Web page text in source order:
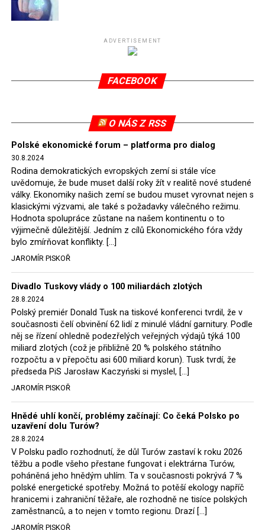
Připomeňme, že ukončení těžby hnědého uhlí pro
(SDEU) v souvislosti se stížnostmi českých samospráv
verdiktem španělské soudkyně Rosario Silva de Lapureta
tomuto rozhodnutí nevyhověla, proto na žádost
2022, než byl tento případ z důvodu uzavření dohody
Polska s Českou republikou o odstranění příčin sporu o
důl Turów vymazán z rejstříku tribunálu. Celkem si
Polsko nechalo z přiznaných evropských fondů odečíst
asi 70 milionů eur na pokutách a 45 milionů eur
zaplatilo jako odškodnění České republice – ale jak důl,
tak elektrárna nadále fungovaly. Už tehdy zástupci
tehdejší opozice a dnes vládnoucí koalice, jako
místopředseda Občanské platformy (PO) Rafał
Hołownia, přímo řekli, že by se polská vláda měla
tomuto rozhodnutí podřídit.
Rozhodnutí polského ministra spravedlnosti jistě potěší
německé, české a polské ekology, ale i těžaře. Je těžké si
představit, že by o takové věci rozhodoval sám ministr
Bodnar. Musel získat politický souhlas vládnoucí koalice.
Stále jsou totiž platné argumenty Morawieckého vlády,
že důl i elektrárna jsou – kromě zabezpečování cca 7 %
polského energetického mixu – klíčovými podniky, spolu
se svými dceřinými společnostmi zaměstnávají cca pět
tisíc lidí. Navíc s činností dolu a elektrárny nepřímo
souvisí dalších několik desítek tisíc pracovních míst v
regionu. Zelená politika ale opět zvítězila.
Rozhodnutí polského ministra spravedlnosti jistě potěší
německé, české a polské ekology, kteří žalobu u
ADVERTISEMENT
FACEBOOK
O NÁS Z RSS
Polské ekonomické forum – platforma pro dialog
30.8.2024
Rodina demokratických evropských zemí si stále více
uvědomuje, že bude muset další roky žít v realitě nové studené
války. Ekonomiky našich zemí se budou muset vyrovnat nejen s
klasickými výzvami, ale také s požadavky válečného režimu.
Hodnota spolupráce zůstane na našem kontinentu o to
výjimečně důležitější. Jedním z cílů Ekonomického fóra vždy
bylo zmírňovat konflikty. […]
JAROMÍR PISKOŘ
Divadlo Tuskovy vlády o 100 miliardách zlotých
28.8.2024
Polský premiér Donald Tusk na tiskové konferenci tvrdil, že v
současnosti čelí obvinění 62 lidí z minulé vládní garnitury. Podle
něj se řízení ohledně podezřelých veřejných výdajů týká 100
miliard zlotých (což je přibližně 20 % polského státního
rozpočtu a v přepočtu asi 600 miliard korun). Tusk tvrdí, že
předseda PiS Jarosław Kaczyński si myslel, […]
JAROMÍR PISKOŘ
Hnědé uhlí končí, problémy začínají: Co čeká Polsko po
uzavření dolu Turów?
28.8.2024
V Polsku padlo rozhodnutí, že důl Turów zastaví k roku 2026
těžbu a podle všeho přestane fungovat i elektrárna Turów,
poháněná jeho hnědým uhlím. Ta v současnosti pokrývá 7 %
polské energetické spotřeby. Možná to potěší ekology napříč
hranicemi i zahraniční těžaře, ale rozhodně ne tisíce polských
zaměstnanců, a to nejen v tomto regionu. Drazí […]
JAROMÍR PISKOŘ